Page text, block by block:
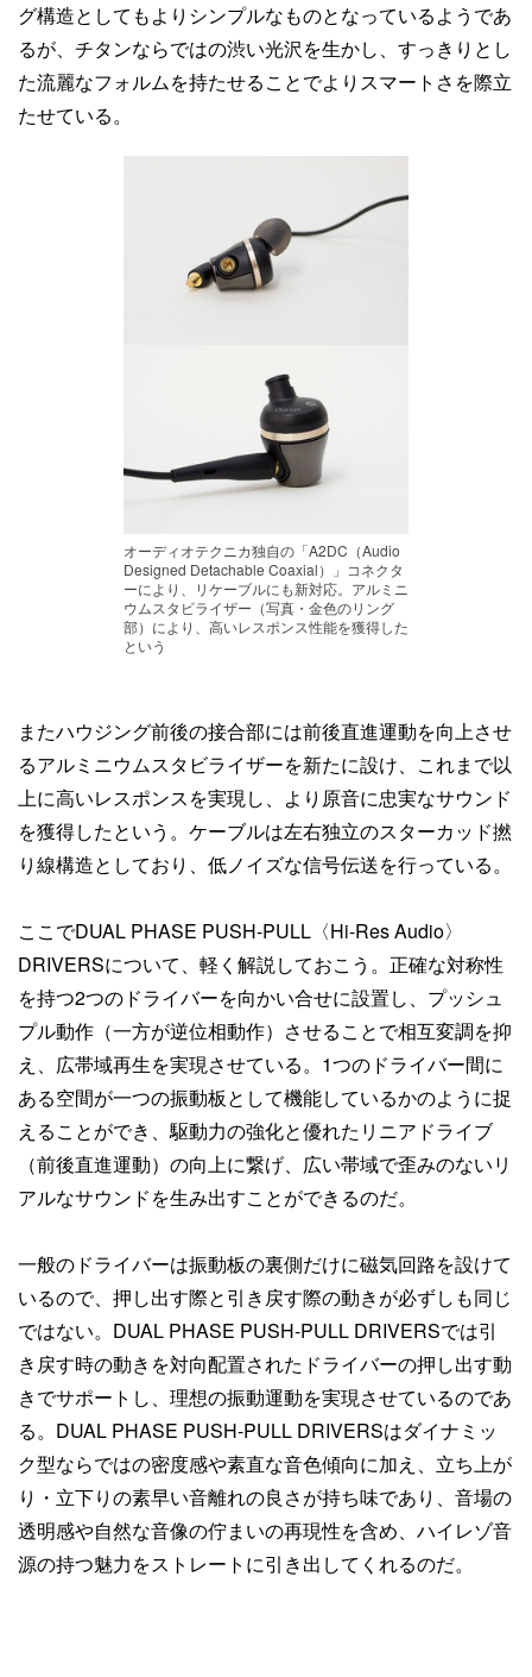
グ構造としてもよりシンプルなものとなっているようであ
るが、チタンならではの渋い光沢を生かし、すっきりとし
た流麗なフォルムを持たせることでよりスマートさを際立
たせている。
オーディオテクニカ独自の「A2DC（Audio
Designed Detachable Coaxial）」コネクタ
ーにより、リケーブルにも新対応。アルミニ
ウムスタビライザー（写真・金色のリング
部）により、高いレスポンス性能を獲得した
という
またハウジング前後の接合部には前後直進運動を向上させ
るアルミニウムスタビライザーを新たに設け、これまで以
上に高いレスポンスを実現し、より原音に忠実なサウンド
を獲得したという。ケーブルは左右独立のスターカッド撚
り線構造としており、低ノイズな信号伝送を行っている。
ここでDUAL PHASE PUSH-PULL〈Hi-Res Audio〉
DRIVERSについて、軽く解説しておこう。正確な対称性
を持つ2つのドライバーを向かい合せに設置し、プッシュ
プル動作（一方が逆位相動作）させることで相互変調を抑
え、広帯域再生を実現させている。1つのドライバー間に
ある空間が一つの振動板として機能しているかのように捉
えることができ、駆動力の強化と優れたリニアドライブ
（前後直進運動）の向上に繋げ、広い帯域で歪みのないリ
アルなサウンドを生み出すことができるのだ。
一般のドライバーは振動板の裏側だけに磁気回路を設けて
いるので、押し出す際と引き戻す際の動きが必ずしも同じ
ではない。DUAL PHASE PUSH-PULL DRIVERSでは引
き戻す時の動きを対向配置されたドライバーの押し出す動
きでサポートし、理想の振動運動を実現させているのであ
る。DUAL PHASE PUSH-PULL DRIVERSはダイナミッ
ク型ならではの密度感や素直な音色傾向に加え、立ち上が
り・立下りの素早い音離れの良さが持ち味であり、音場の
透明感や自然な音像の佇まいの再現性を含め、ハイレゾ音
源の持つ魅力をストレートに引き出してくれるのだ。